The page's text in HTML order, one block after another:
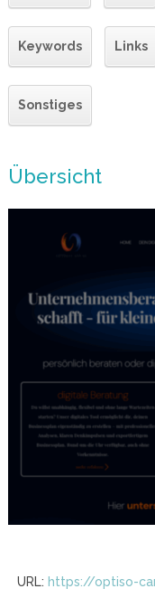
Keywords Links
Sonstiges
Übersicht
URL: https://optiso-